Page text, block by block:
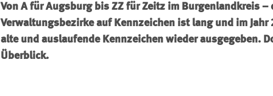
Von A für Augsburg bis ZZ für Zeitz im Burgenlandkreis
Verwaltungsbezirke auf Kennzeichen ist lang und im
alte und auslaufende Kennzeichen wieder ausgegeben.
Überblick.